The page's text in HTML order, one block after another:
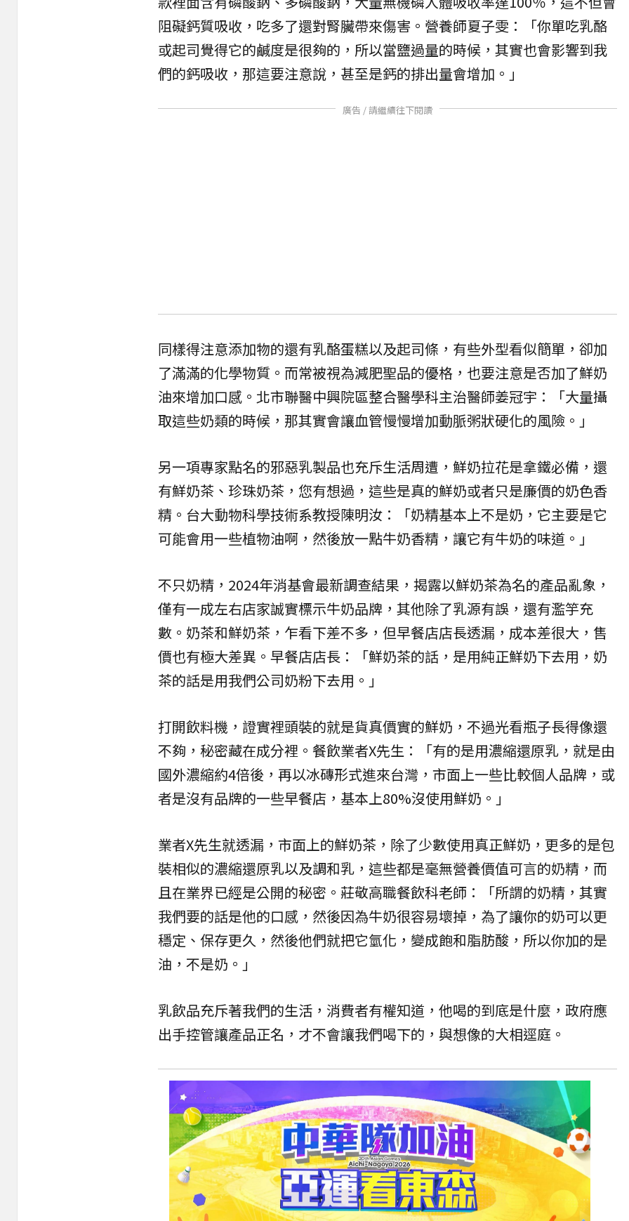
阻礙鈣質吸收，吃多了還對腎臟帶來傷害。營養師夏子雯：「你單吃乳酪
或起司覺得它的鹹度是很夠的，所以當鹽過量的時候，其實也會影響到我
們的鈣吸收，那這要注意說，甚至是鈣的排出量會增加。」
廣告 / 請繼續往下閱讀
同樣得注意添加物的還有乳酪蛋糕以及起司條，有些外型看似簡單，卻加
了滿滿的化學物質。而常被視為減肥聖品的優格，也要注意是否加了鮮奶
油來增加口感。北市聯醫中興院區整合醫學科主治醫師姜冠宇：「大量攝
取這些奶類的時候，那其實會讓血管慢慢增加動脈粥狀硬化的風險。」
另一項專家點名的邪惡乳製品也充斥生活周遭，鮮奶拉花是拿鐵必備，還
有鮮奶茶、珍珠奶茶，您有想過，這些是真的鮮奶或者只是廉價的奶色香
精。台大動物科學技術系教授陳明汝：「奶精基本上不是奶，它主要是它
可能會用一些植物油啊，然後放一點牛奶香精，讓它有牛奶的味道。」
不只奶精，2024年消基會最新調查結果，揭露以鮮奶茶為名的產品亂象，
僅有一成左右店家誠實標示牛奶品牌，其他除了乳源有誤，還有濫竽充
數。奶茶和鮮奶茶，乍看下差不多，但早餐店店長透漏，成本差很大，售
價也有極大差異。早餐店店長：「鮮奶茶的話，是用純正鮮奶下去用，奶
茶的話是用我們公司奶粉下去用。」
打開飲料機，證實裡頭裝的就是貨真價實的鮮奶，不過光看瓶子長得像還
不夠，秘密藏在成分裡。餐飲業者X先生：「有的是用濃縮還原乳，就是由
國外濃縮約4倍後，再以冰磚形式進來台灣，市面上一些比較個人品牌，或
者是沒有品牌的一些早餐店，基本上80%沒使用鮮奶。」
業者X先生就透漏，市面上的鮮奶茶，除了少數使用真正鮮奶，更多的是包
裝相似的濃縮還原乳以及調和乳，這些都是毫無營養價值可言的奶精，而
且在業界已經是公開的秘密。莊敬高職餐飲科老師：「所謂的奶精，其實
我們要的話是他的口感，然後因為牛奶很容易壞掉，為了讓你的奶可以更
穩定、保存更久，然後他們就把它氫化，變成飽和脂肪酸，所以你加的是
油，不是奶。」
乳飲品充斥著我們的生活，消費者有權知道，他喝的到底是什麼，政府應
出手控管讓產品正名，才不會讓我們喝下的，與想像的大相逕庭。